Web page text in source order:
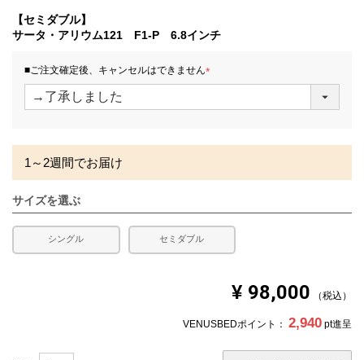
備考
※一部地域にて配達日指定が出来ない場合がございます。
場合があります。
※できる限り実際の色を再現するよう心がけております
が、閲覧環境により誤差がでる場合がございますのでご了
【セミダブル】
サータ・アリウム121 F1-P 6.8インチ
■ご注文確定後、キャンセルはできません
(
1～2週間でお届け
サイズを選ぶ
シングル セミダブル
¥ 98,000 税込
VENUSBEDポイント： 2,940 pt進呈